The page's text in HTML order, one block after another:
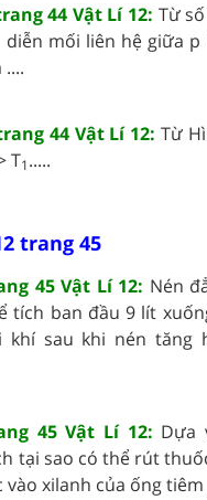
44 Vật Lí 12: Từ
mối liên hệ giữa p
44 Vật Lí 12:Từ
T1.....
trang 45
45 Vật Lí 12: Nén
tích ban đầu 9 lít
khí sau khi nén tăng
45 Vật Lí 12: Dựa
tại sao có thể rút
xilanh của ống tiêm